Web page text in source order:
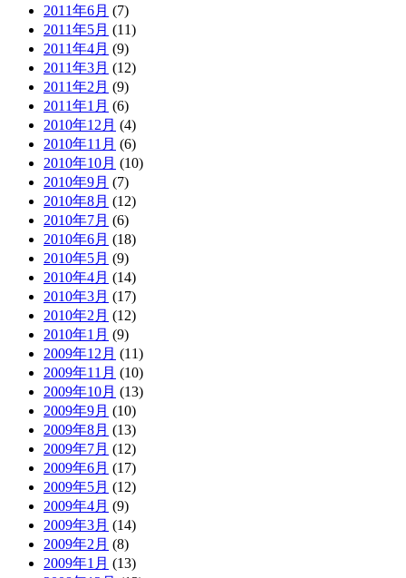
2011年6月 (7)
2011年5月 (11)
2011年4月 (9)
2011年3月 (12)
2011年2月 (9)
2011年1月 (6)
2010年12月 (4)
2010年11月 (6)
2010年10月 (10)
2010年9月 (7)
2010年8月 (12)
2010年7月 (6)
2010年6月 (18)
2010年5月 (9)
2010年4月 (14)
2010年3月 (17)
2010年2月 (12)
2010年1月 (9)
2009年12月 (11)
2009年11月 (10)
2009年10月 (13)
2009年9月 (10)
2009年8月 (13)
2009年7月 (12)
2009年6月 (17)
2009年5月 (12)
2009年4月 (9)
2009年3月 (14)
2009年2月 (8)
2009年1月 (13)